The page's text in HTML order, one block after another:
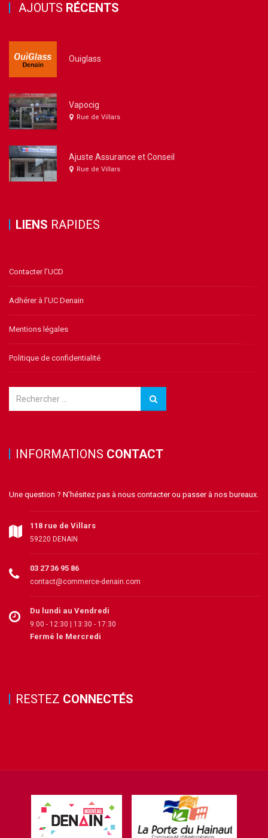
AJOUTS RÉCENTS
Ouiglass
Vapocig
Rue de Villars
Ajuste Assurance et Conseil
Rue de Villars
LIENS RAPIDES
Contacter l’UCD
Adhérer à l’UC Denain
Mentions légales
Politique de confidentialité
INFORMATIONS CONTACT
Une question ? N'hésitez pas à nous contacter ou passer à nos bureaux.
118 rue de Villars
59220 DENAIN
03 27 36 95 86
contact@commerce-denain.com
Du lundi au Vendredi
9:00 - 12:30 | 13:30 - 17:30
Fermé le Mercredi
RESTEZ CONNECTÉS